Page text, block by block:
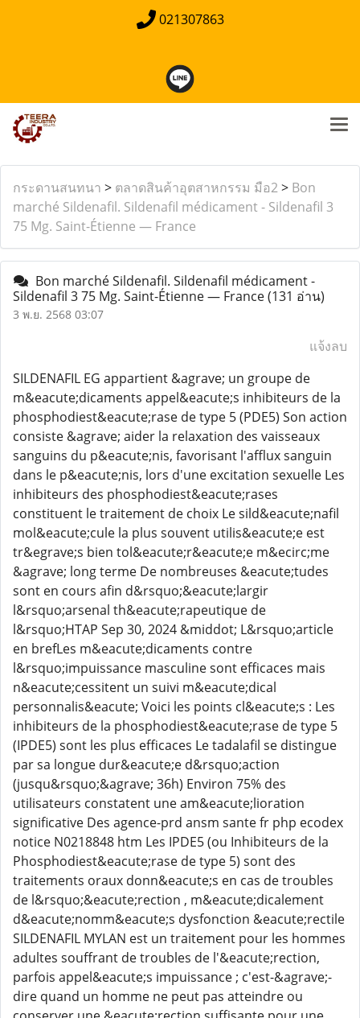
021307863
กระดานสนทนา > ตลาดสินค้าอุตสาหกรรม มือ2> Bon
marché Sildenafil. Sildenafil médicament - Sildenafil 3
75 Mg. Saint-Étienne — France
Bon marché Sildenafil. Sildenafil médicament -
Sildenafil 3 75 Mg. Saint-Étienne — France(131 อ่าน)
3 พ.ย. 2568 03:07
แจ้งลบ
SILDENAFIL EG appartient &agrave; un groupe de
m&eacute;dicaments appel&eacute;s inhibiteurs de la
phosphodiest&eacute;rase de type 5 (PDE5) Son action
consiste &agrave; aider la relaxation des vaisseaux
sanguins du p&eacute;nis, favorisant l'afflux sanguin
dans le p&eacute;nis, lors d'une excitation sexuelle Les
inhibiteurs des phosphodiest&eacute;rases
constituent le traitement de choix Le sild&eacute;nafil
mol&eacute;cule la plus souvent utilis&eacute;e est
tr&egrave;s bien tol&eacute;r&eacute;e m&ecirc;me
&agrave; long terme De nombreuses &eacute;tudes
sont en cours afin d&rsquo;&eacute;largir
l&rsquo;arsenal th&eacute;rapeutique de
l&rsquo;HTAP Sep 30, 2024 &middot; L&rsquo;article
en brefLes m&eacute;dicaments contre
l&rsquo;impuissance masculine sont efficaces mais
n&eacute;cessitent un suivi m&eacute;dical
personnalis&eacute; Voici les points cl&eacute;s : Les
inhibiteurs de la phosphodiest&eacute;rase de type 5
(IPDE5) sont les plus efficaces Le tadalafil se distingue
par sa longue dur&eacute;e d&rsquo;action
(jusqu&rsquo;&agrave; 36h) Environ 75% des
utilisateurs constatent une am&eacute;lioration
significative Des agence-prd ansm sante fr php ecodex
notice N0218848 htm Les IPDE5 (ou Inhibiteurs de la
Phosphodiest&eacute;rase de type 5) sont des
traitements oraux donn&eacute;s en cas de troubles
de l&rsquo;&eacute;rection , m&eacute;dicalement
d&eacute;nomm&eacute;s dysfonction &eacute;rectile
SILDENAFIL MYLAN est un traitement pour les hommes
adultes souffrant de troubles de l'&eacute;rection,
parfois appel&eacute;s impuissance ; c'est-&agrave;-
dire quand un homme ne peut pas atteindre ou